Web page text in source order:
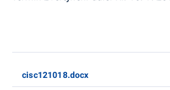
cisc121018.docx